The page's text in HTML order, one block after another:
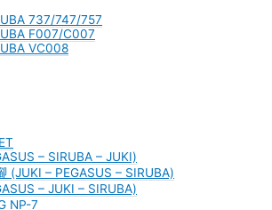
737/747/757
F007/C007
VC008
– SIRUBA – JUKI)
(JUKI – PEGASUS – SIRUBA)
– JUKI – SIRUBA)
NP-7